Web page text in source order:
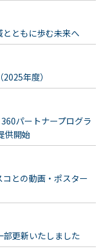
ともに歩む未来へ
年度）
パートナープログラ
供開始
との動画・ポスター
更新いたしました